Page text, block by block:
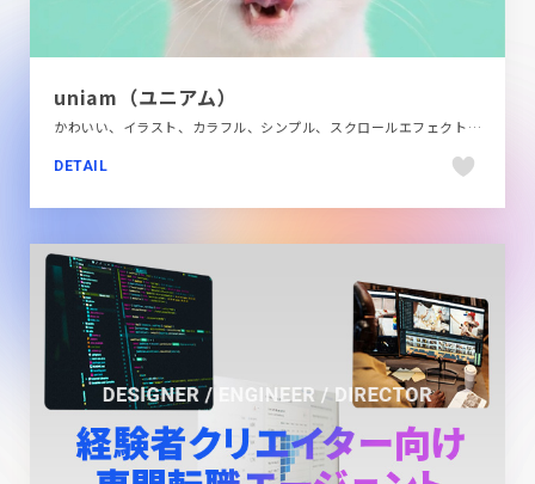
uniam（ユニアム）
かわいい、イラスト、カラフル、シンプル、スクロールエフェクト、タイポグラフィー、ナチュラル、フラットデザイン、ブランド・サービスサイト、ベージュ・ゴールド系、ポップ、モーション多め、商品紹介、大きめ写真、飲料・食品
DETAIL